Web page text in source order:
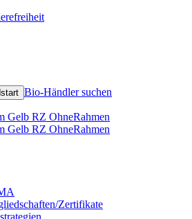
Bio-Händler suchen
Zertifikate